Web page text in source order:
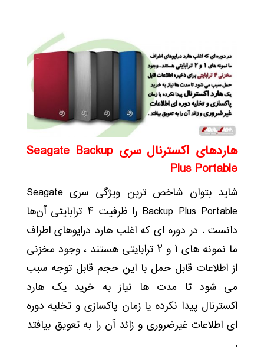
هاردهای اکسترنال سریSeagate Backup
Plus Portable
شاید بتوان شاخص ترین ویژگی سری Seagate
Backup Plus Portable را ظرفیت ۴ ترابایتی آن‌ها
دانست . در دوره ای که اغلب هارد درایوهای اطراف
ما نمونه های ۱ و ۲ ترابایتی هستند ، وجود مخزنی
از اطلاعات قابل حمل با این حجم قابل توجه سبب
می شود تا مدت ها نیاز به خرید یک هارد
اکسترنال پیدا نکرده یا زمان پاکسازی و تخلیه دوره
ای اطلاعات غیرضروری و زائد آن را به تعویق بیافتد
.